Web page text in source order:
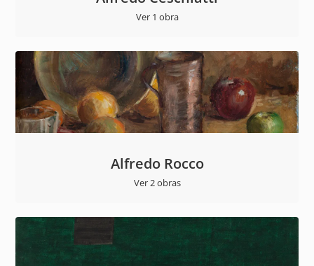
Ver 1 obra
Alfredo Rocco
Ver 2 obras